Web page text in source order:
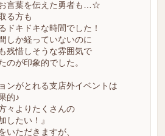
言葉を伝えた勇者も…☆
る方も
ドキドキな時間でした！
しか経っていないのに
残惜しそうな雰囲気で
のが印象的でした。
ンがとれる支店外イベントは
的♪
々よりたくさんの
したい！』
いただきますが、